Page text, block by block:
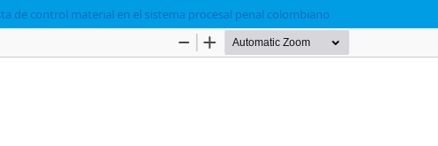
de control material en el sistema procesal penal colombiano